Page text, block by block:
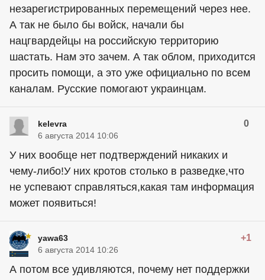
незарегистрированных перемещений через нее.
А так не было бы войск, начали бы
нацгвардейцы на российскую территорию
шастать. Нам это зачем. А так облом, приходится
просить помощи, а это уже официально по всем
каналам. Русские помогают украинцам.
kelevra 0
6 августа 2014 10:06
У них вообще нет подтверждений никаких и
чему-либо!У них кротов столько в разведке,что
не успевают справляться,какая там информация
может появиться!
yawa63 +1
6 августа 2014 10:26
А потом все удивляются, почему нет поддержки